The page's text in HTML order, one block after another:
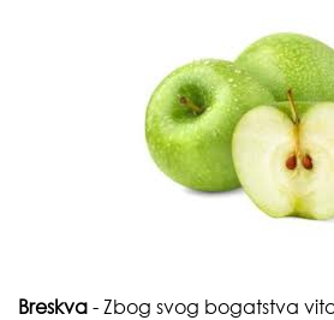
Breskva - Zbog svog bogatstva